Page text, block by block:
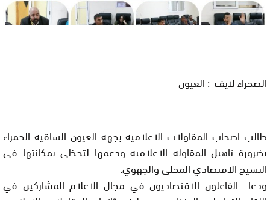
الصحراء لايف : العيون
طالب اصحاب المقاولات الاعلامية بجهة العيون الساقية الحمراء
بضرورة تاهيل المقاولة الاعلامية ودعمها لتحظى بمكانتها في
النسيج الاقتصادي المحلي والجهوي.
ودعا الفاعلون الاقتصاديون في مجال الاعلام المشاركين في